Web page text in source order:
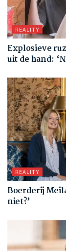
REALITY
Explosieve
uit de hand:
REALITY
Boerderij
niet?’